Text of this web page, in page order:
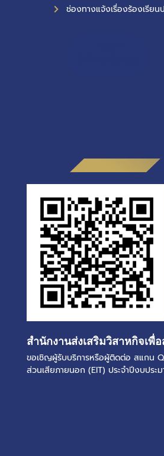
ช่องทางแจ้งเรื่องร้องเรียน
สำนักงานส่งเสริมวิสาหกิจเพื่
ขอเชิญผู้รับบริการหรือผู้ติดต่อ สแกน
ส่วนเสียภายนอก (EIT) ประจำปีงบประ